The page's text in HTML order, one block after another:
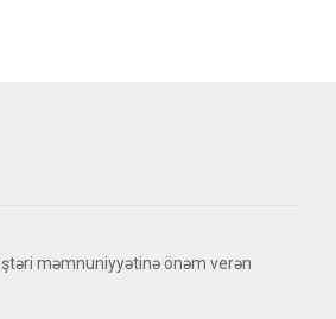
məmnuniyyətinə önəm verən